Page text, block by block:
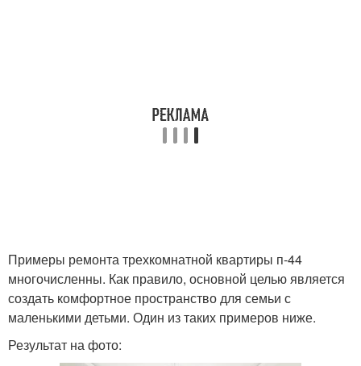
Примеры ремонта трехкомнатной квартиры п-44
многочисленны. Как правило, основной целью является
создать комфортное пространство для семьи с
маленькими детьми. Один из таких примеров ниже.
Результат на фото: